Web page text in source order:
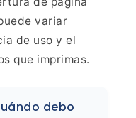
variar
de uso y el
que imprimas.
debo